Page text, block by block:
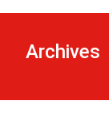
Archives